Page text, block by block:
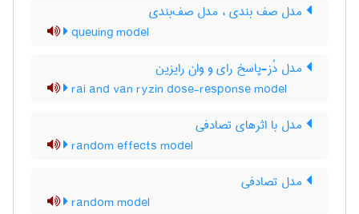
مدل صف بندی ، مدل صف‌بندی
queuing model
مدل دُز-پاسخ رای و وان رایزین
rai and van ryzin dose-response model
مدل با اثرهای تصادفی
random effects model
مدل تصادفی
random model